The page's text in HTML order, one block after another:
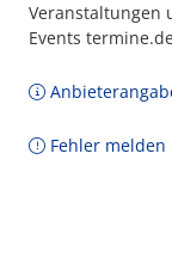
Veranstaltungen
Events
Fehler melden